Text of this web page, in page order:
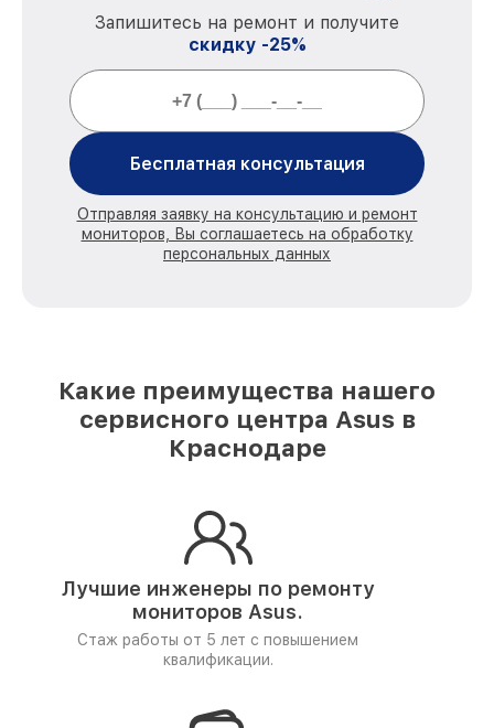
Запишитесь на ремонт и получите
скидку -25%
Бесплатная консультация
Отправляя заявку на консультацию и ремонт
мониторов, Вы соглашаетесь на обработку
персональных данных
Какие преимущества нашего
сервисного центра Asus в
Краснодаре
Лучшие инженеры по ремонту
мониторов Asus.
Стаж работы от 5 лет с повышением
квалификации.